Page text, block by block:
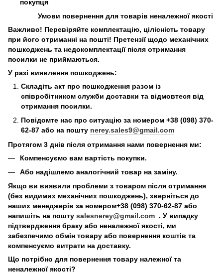
покупця
Умови повернення для товарів неналежної якості
Важливо! Перевіряйте комплектацію, цілісність товару
при його отриманні на пошті! Претензії щодо механічних
пошкоджень та недокомплектації після отримання
посилки не приймаються.
У разі виявлення пошкоджень:
Складіть акт про пошкодження разом із
співробітником служби доставки та відмовтеся від
отримання посилки.
Повідомте нас про ситуацію за номером +38 (098) 370-
62-87 або на пошту nerey.sales9@gmail.com
Протягом 3 днів після отримання нами повернення ми:
Компенсуємо вам вартість покупки.
Або надішлемо аналогічний товар на заміну.
Якщо ви виявили проблеми з товаром після отримання
(без видимих механічних пошкоджень), зверніться до
наших менеджерів за номером+38 (098) 370-62-87 або
напишіть на пошту salesnerey@gmail.com . У випадку
підтвердження браку або неналежної якості, ми
забезпечимо обмін товару або повернення коштів та
компенсуємо витрати на доставку.
Що потрібно для повернення товару належної та
неналежної якості?